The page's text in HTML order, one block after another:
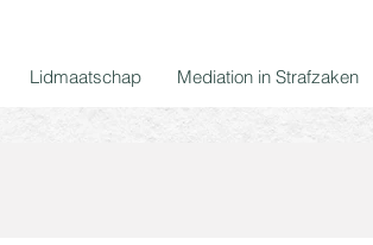
Lidmaatschap Mediation in Strafzaken